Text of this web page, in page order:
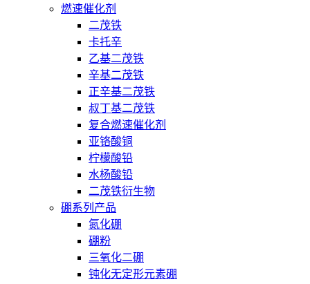
燃速催化剂
二茂铁
卡托辛
乙基二茂铁
辛基二茂铁
正辛基二茂铁
叔丁基二茂铁
复合燃速催化剂
亚铬酸铜
柠檬酸铅
水杨酸铅
二茂铁衍生物
硼系列产品
氮化硼
硼粉
三氧化二硼
钝化无定形元素硼